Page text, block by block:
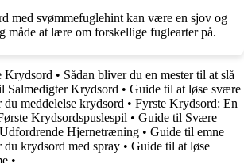
med svømmefuglehint kan være en sjov og
måde at lære om forskellige fuglearter på.
Krydsord • Sådan bliver du en mester til at slå
Salmedigter Krydsord • Guide til at løse svære
du meddelelse krydsord • Fyrste Krydsord: En
Krydsordspuslespil • Guide til Svære
Hjernetræning • Guide til emne
du krydsord med spray • Guide til at løse